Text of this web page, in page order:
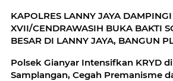
KAPOLRES LANNY JAYA
XVII/CENDRAWASIH BUKA BAKTI
BESAR DI LANNY JAYA, BANGUN
Polsek Gianyar Intensifkan KRYD
Samplangan, Cegah Premanisme